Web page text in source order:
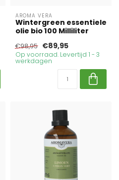
AROMA VERA
Wintergreen essentiele
olie bio 100 Milliliter
€98,95 €89,95
Op voorraad. Levertijd 1 - 3
werkdagen